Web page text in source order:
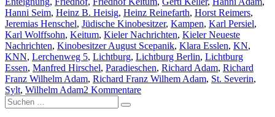
Hanni Seim, Heinz B. Heisig, Heinz Reinefarth, Horst Reimers,
Jeremias Henschel, Jüdische Kinobesitzer, Kampen, Karl Persiel,
Karl Wolffsohn, Keitum, Kieler Nachrichten, Kieler Neueste
Nachrichten, Kinobesitzer August Scepanik, Klara Esslen, KN,
KNN, Lerchenweg 5, Lichtburg, Lichtburg Berlin, Lichtburg
Essen, Manfred Hirschel, Paradieschen, Richard Adam, Richard
Franz Wilhelm Adam, Richard Franz Wilhem Adam, St. Severin,
Sylt, Wilhelm Adam2 Kommentarezu
Suche
nach:
Suchen